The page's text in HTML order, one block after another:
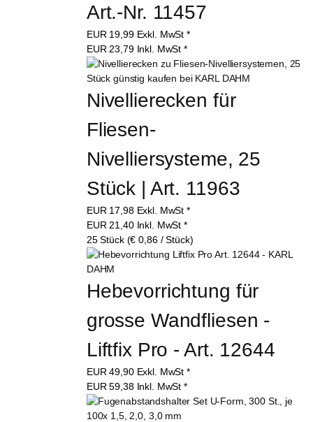
Art.-Nr. 11457
EUR 19,99 Exkl. MwSt *
EUR 23,79 Inkl. MwSt *
Nivellierecken für
Fliesen-
Nivelliersysteme, 25
Stück | Art. 11963
EUR 17,98 Exkl. MwSt *
EUR 21,40 Inkl. MwSt *
25 Stück (€ 0,86 / Stück)
Hebevorrichtung für
grosse Wandfliesen -
Liftfix Pro - Art. 12644
EUR49,90 Exkl. MwSt *
EUR59,38 Inkl. MwSt *